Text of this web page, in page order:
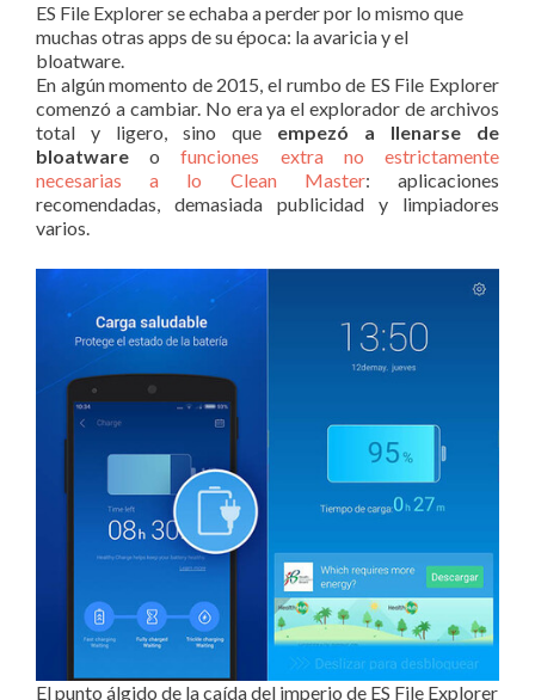
ES File Explorer se echaba a perder por lo mismo que
muchas otras apps de su época: la avaricia y el
bloatware.
En algún momento de 2015, el rumbo de ES File Explorer
comenzó a cambiar. No era ya el explorador de archivos
total y ligero, sino que empezó a llenarse de
bloatware ofunciones extra no estrictamente
necesarias
a lo Clean Master: aplicaciones
recomendadas, demasiada publicidad y limpiadores
varios.
El punto álgido de la caída del imperio de ES File Explorer